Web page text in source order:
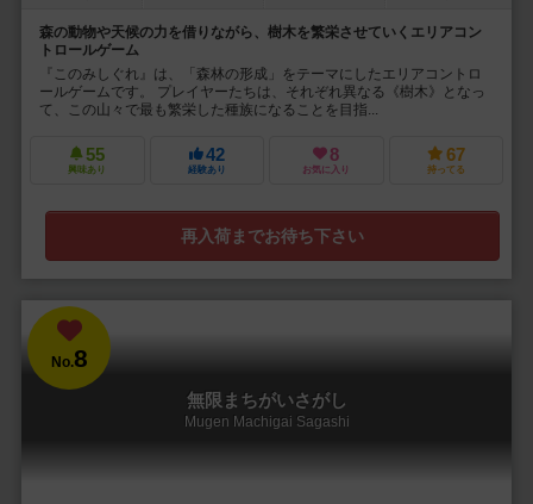
森の動物や天候の力を借りながら、樹木を繁栄させていくエリアコン
トロールゲーム
『このみしぐれ』は、「森林の形成」をテーマにしたエリアコントロ
ールゲームです。 プレイヤーたちは、それぞれ異なる《樹木》となっ
て、この山々で最も繁栄した種族になることを目指...
55
興味あり
42
経験あり
8
お気に入り
67
持ってる
再入荷までお待ち下さい
No.8
無限まちがいさがし
Mugen Machigai Sagashi